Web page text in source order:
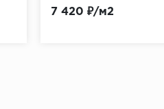
7 420 ₽/м2